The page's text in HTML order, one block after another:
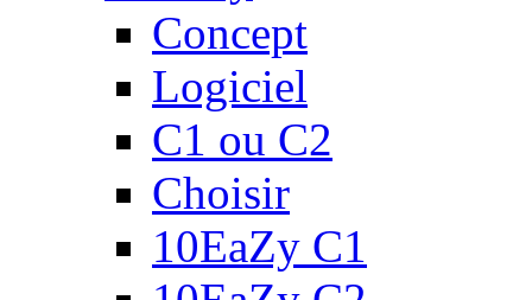
Concept
Logiciel
C1 ou C2
Choisir
10EaZy C1